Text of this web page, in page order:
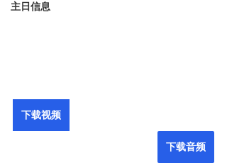
主日信息
下载视频
下载音频